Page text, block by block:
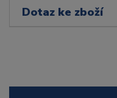
Dotaz ke zboží